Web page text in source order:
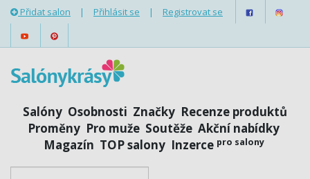
Přidat salon | Přihlásit se | Registrovat se
Salóny Osobnosti Značky Recenze produktů
Proměny Pro muže Soutěže Akční nabídky
Magazín TOP salony Inzerce pro salony